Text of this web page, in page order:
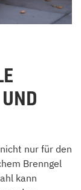
nur für den
Brenngel
kann